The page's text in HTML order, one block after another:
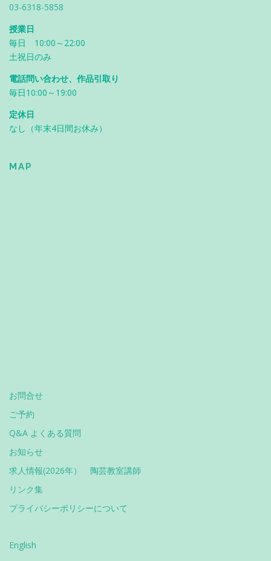
03-6318-5858
授業日
毎日 10:00～22:00
土祝日のみ
電話問い合わせ、作品引取り
毎日10:00～19:00
定休日
なし（年末4日間お休み）
MAP
お問合せ
ご予約
Q&A よくある質問
お知らせ
求人情報(2026年） 陶芸教室講師
リンク集
プライバシーポリシーについて
English